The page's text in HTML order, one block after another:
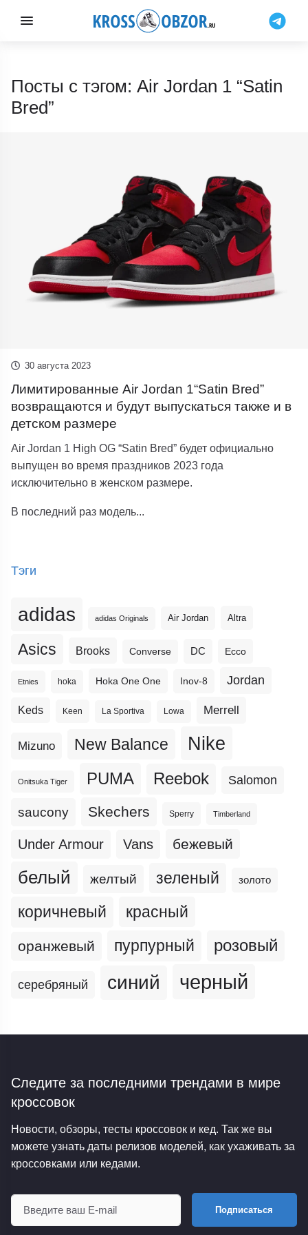
Посты с тэгом: Air Jordan 1 “Satin
Bred”
30 августа 2023
Лимитированные Air Jordan 1“Satin Bred”
возвращаются и будут выпускаться также и в
детском размере
Air Jordan 1 High OG “Satin Bred” будет официально
выпущен во время праздников 2023 года
исключительно в женском размере.
В последний раз модель...
Тэги
adidas adidas Originals Air Jordan Altra
Asics Brooks Converse DC Ecco
Etnies hoka Hoka One One Inov-8 Jordan
Keds Keen La Sportiva Lowa Merrell
Mizuno New Balance Nike
Onitsuka Tiger PUMA Reebok Salomon
saucony Skechers Sperry Timberland
Under Armour Vans бежевый
белый желтый зеленый золото
коричневый красный
оранжевый пурпурный розовый
серебряный синий черный
Следите за последними трендами в мире
кроссовок
Новости, обзоры, тесты кроссовок и кед. Так же вы
можете узнать даты релизов моделей, как ухаживать за
кроссовками или кедами.
Подписаться